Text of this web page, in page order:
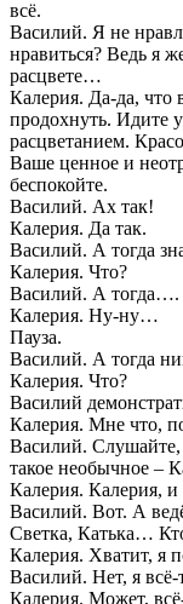
всё.
Василий. Я не
нравиться? Ведь я
расцвете…
Калерия. Да-да, что
продохнуть. Идите
расцветанием.
Ваше ценное и
беспокойте.
Василий. Ах так!
Калерия. Да так.
Василий. А тогда
Калерия. Что?
Василий. А
Калерия. Ну-ну…
Пауза.
Василий. А тогда
Калерия. Что?
Василий
Калерия. Мне что,
Василий.
такое необычное –
Калерия. Калерия, и
Василий. Вот. А
Светка, Катька…
Калерия. Хватит, я
Василий. Нет, я
Калерия. Может,